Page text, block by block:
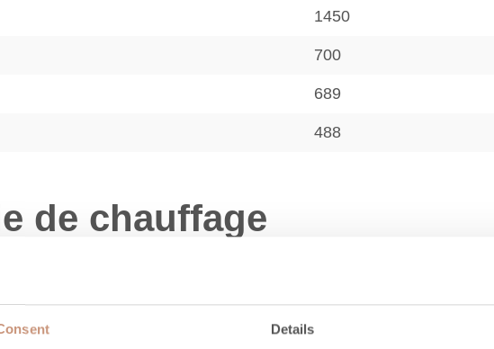
Details
1450
700
689
488
de chauffage